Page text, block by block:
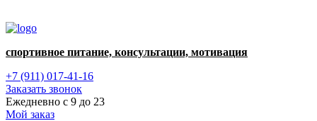
спортивное питание, консультации, мотивация
+7 (911) 017-41-16
Заказать звонок
Ежедневно с 9 до 23
Мой заказ